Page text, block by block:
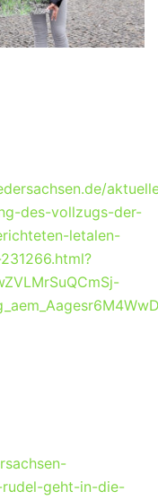
des-vollzugs-der-
letalen-
geht-in-die-